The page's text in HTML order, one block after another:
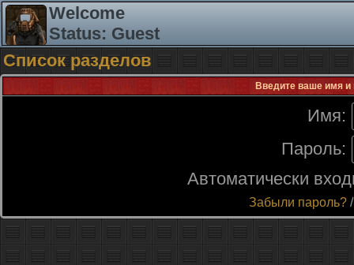
Welcome
Status: Guest
Список разделов
Введите ваше имя и
Имя:
Пароль:
Автоматически
Забыли пароль?